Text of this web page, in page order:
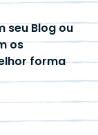
seu Blog ou
os
forma